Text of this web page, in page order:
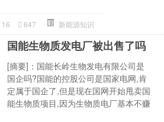
16 647 新能源知识
国能生物质发电厂被出售了吗
[摘要]：国能长岭生物发电有限公司是
国企吗?国能的控股公司是国家电网,肯
定属于国企了,但是现在国网开始甩卖国
能生物质项目,因为生物质电厂基本不赚